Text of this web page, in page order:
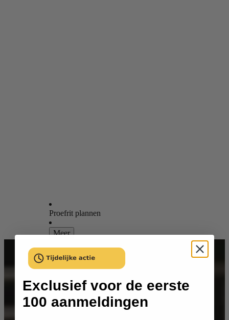
Proefrit plannen
Meer
Exclusief voor de eerste
100 aanmeldingen